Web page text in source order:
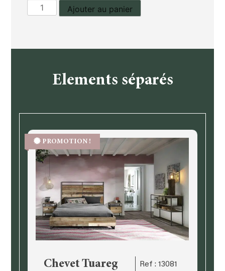
quantité
de
Ajouter au panier
Elements séparés
PROMOTION !
Chevet Tuareg
Ref : 13081